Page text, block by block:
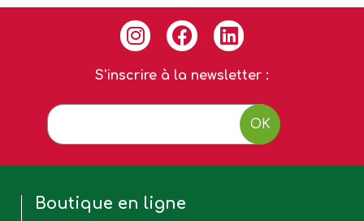
S'inscrire à la newsletter :
OK
Boutique en ligne